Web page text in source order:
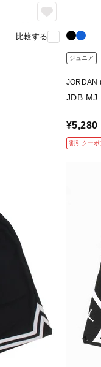
比較する
ジュニア
JORDAN
JDB MJ
¥5,280
割引クーポ